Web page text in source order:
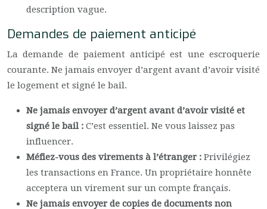
description vague.
Demandes de paiement anticipé
La demande de paiement anticipé est une escroquerie
courante. Ne jamais envoyer d’argent avant d’avoir visité
le logement et signé le bail.
Ne jamais envoyer d’argent avant d’avoir visité et
signé le bail : C’est essentiel. Ne vous laissez pas
influencer.
Méfiez-vous des virements à l’étranger : Privilégiez
les transactions en France. Un propriétaire honnête
acceptera un virement sur un compte français.
Ne jamais envoyer de copies de documents non